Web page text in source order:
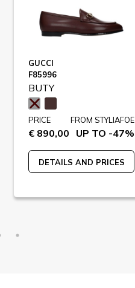
GUCCI
F85996
BUTY
PRICE
€ 890,00
FROM STYLIAFOE
UP TO -47%
DETAILS AND PRICES